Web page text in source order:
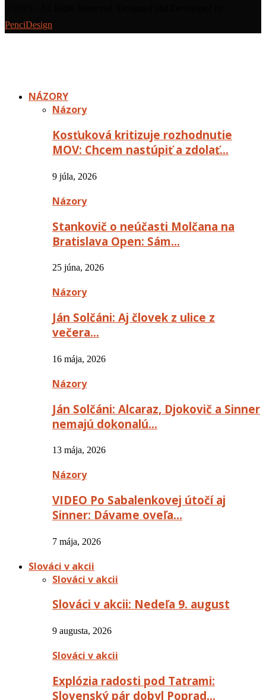
PenciDesign
NÁZORY
Názory
Kosťuková kritizuje rozhodnutie
MOV: Chcem nastúpiť a zdolať…
9 júla, 2026
Názory
Stankovič o neúčasti Molčana na
Bratislava Open: Sám…
25 júna, 2026
Názory
Ján Solčáni: Aj človek z ulice z
večera…
16 mája, 2026
Názory
Ján Solčáni: Alcaraz, Djokovič a Sinner
nemajú dokonalú…
13 mája, 2026
Názory
VIDEO Po Sabalenkovej útočí aj
Sinner: Dávame oveľa…
7 mája, 2026
Slováci v akcii
Slováci v akcii
Slováci v akcii: Nedeľa 9. august
9 augusta, 2026
Slováci v akcii
Explózia radosti pod Tatrami:
Slovenský pár dobyl Poprad…